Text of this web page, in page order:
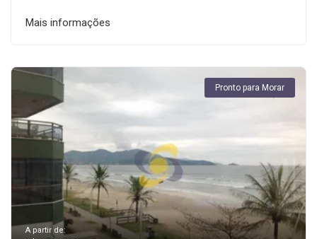
Mais informações
Pronto para Morar
A partir de: